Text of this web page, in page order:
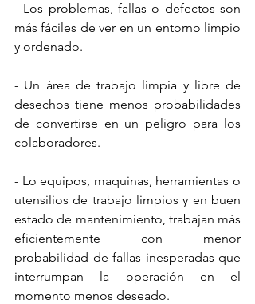
- Los problemas, fallas o defectos son
más fáciles de ver en un entorno limpio
y ordenado.
- Un área de trabajo limpia y libre de
desechos tiene menos probabilidades
de convertirse en un peligro para los
colaboradores.
- Lo equipos, maquinas, herramientas o
utensilios de trabajo limpios y en buen
estado de mantenimiento, trabajan más
eficientemente con menor
probabilidad de fallas inesperadas que
interrumpan la operación en el
momento menos deseado.